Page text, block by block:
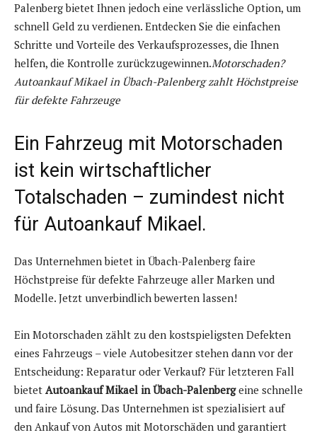
Palenberg bietet Ihnen jedoch eine verlässliche Option, um
schnell Geld zu verdienen. Entdecken Sie die einfachen
Schritte und Vorteile des Verkaufsprozesses, die Ihnen
helfen, die Kontrolle zurückzugewinnen.Motorschaden?
Autoankauf Mikael in Übach-Palenberg zahlt Höchstpreise
für defekte Fahrzeuge
Ein Fahrzeug mit Motorschaden
ist kein wirtschaftlicher
Totalschaden – zumindest nicht
für Autoankauf Mikael.
Das Unternehmen bietet in Übach-Palenberg faire
Höchstpreise für defekte Fahrzeuge aller Marken und
Modelle. Jetzt unverbindlich bewerten lassen!
Ein Motorschaden zählt zu den kostspieligsten Defekten
eines Fahrzeugs – viele Autobesitzer stehen dann vor der
Entscheidung: Reparatur oder Verkauf? Für letzteren Fall
bietet Autoankauf Mikael in Übach-Palenbergeine schnelle
und faire Lösung. Das Unternehmen ist spezialisiert auf
den Ankauf von Autos mit Motorschäden und garantiert